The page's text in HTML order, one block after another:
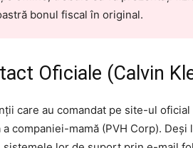
bonul fiscal în original.
Oficiale (Calvin
care au comandat pe site-ul
companiei-mamă (PVH Corp).